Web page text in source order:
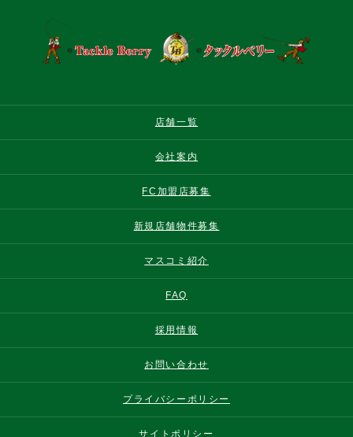
店舗一覧
会社案内
FC加盟店募集
新規店舗物件募集
マスコミ紹介
FAQ
採用情報
お問い合わせ
プライバシーポリシー
サイトポリシー